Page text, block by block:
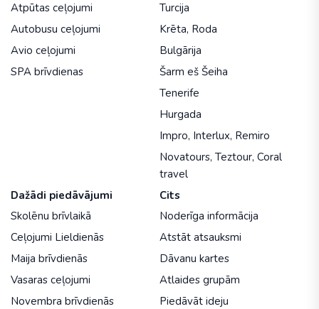
Atpūtas ceļojumi
Autobusu ceļojumi
Avio ceļojumi
SPA brīvdienas
Turcija
Krēta, Roda
Bulgārija
Šarm eš Šeiha
Tenerife
Hurgada
Impro, Interlux, Remiro
Novatours, Teztour, Coral
travel
Dažādi piedāvājumi
Skolēnu brīvlaikā
Ceļojumi Lieldienās
Maija brīvdienās
Vasaras ceļojumi
Novembra brīvdienās
Cits
Noderīga informācija
Atstāt atsauksmi
Dāvanu kartes
Atlaides grupām
Piedāvāt ideju